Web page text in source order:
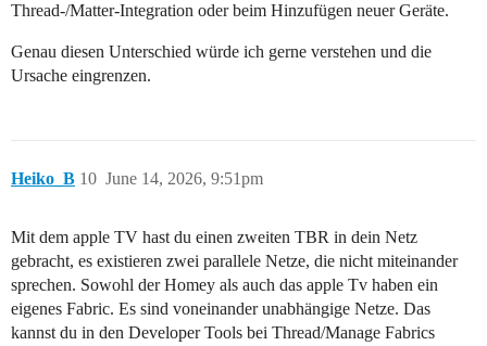
Thread-/Matter-Integration oder beim Hinzufügen neuer Geräte.
Genau diesen Unterschied würde ich gerne verstehen und die
Ursache eingrenzen.
Heiko_B June 14, 2026, 9:51pm
10
Mit dem apple TV hast du einen zweiten TBR in dein Netz
gebracht, es existieren zwei parallele Netze, die nicht miteinander
sprechen. Sowohl der Homey als auch das apple Tv haben ein
eigenes Fabric. Es sind voneinander unabhängige Netze. Das
kannst du in den Developer Tools bei Thread/Manage Fabrics